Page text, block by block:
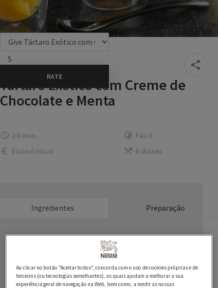
5
Tártaro Exótico com Creme de
Chocolate e Menta
20 min.
Fácil
Económico
6 doses
Ingredientes Preparação
Ingredientes
1 manga
Ao clicar no botão "Aceitar todos", concorda com o uso de cookies próprias e de
terceiros (ou tecnologias semelhantes), as quais ajudam a melhorar a sua
experiência geral de navegação na Web, bem como, a medir as nossas